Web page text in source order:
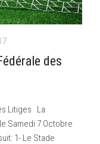
des
Litiges La
Samedi 7 Octobre
1- Le Stade